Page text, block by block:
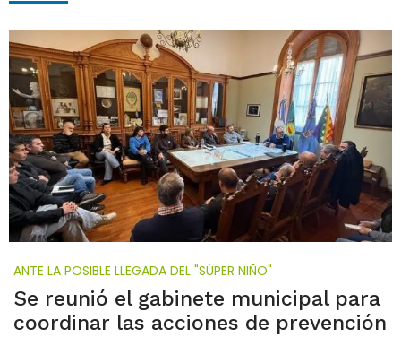
ANTE LA POSIBLE LLEGADA DEL "SÚPER NIÑO"
Se reunió el gabinete municipal para
coordinar las acciones de prevención